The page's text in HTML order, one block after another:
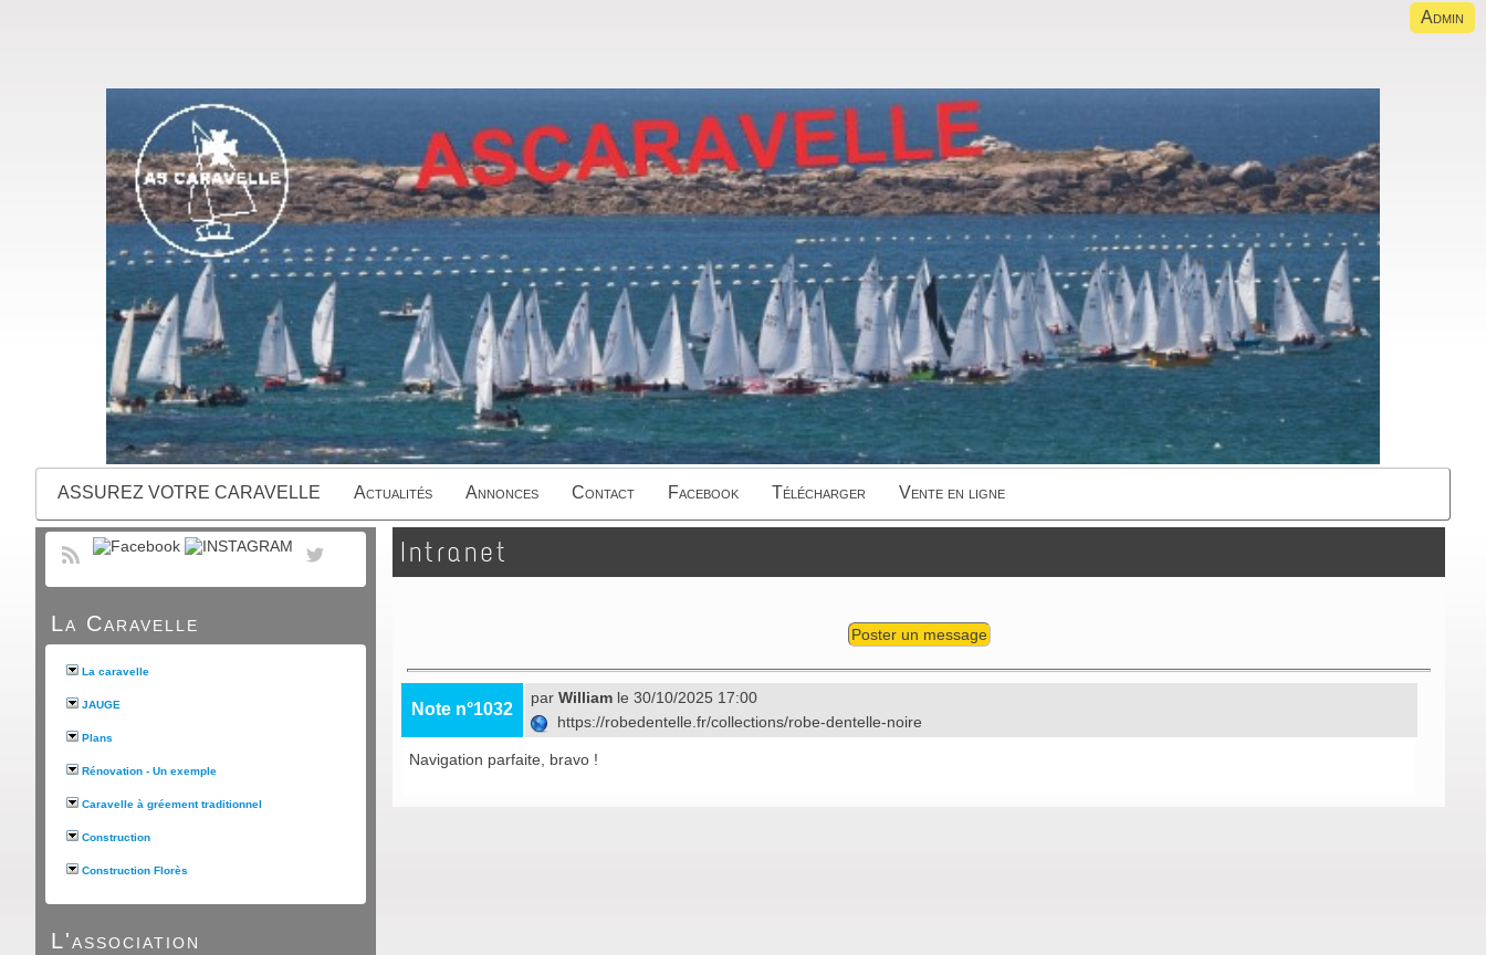
Admin
ASSUREZ VOTRE CARAVELLE Actualités Annonces Contact Facebook Télécharger Vente en ligne
La Caravelle
La caravelle
JAUGE
Plans
Rénovation - Un exemple
Caravelle à gréement traditionnel
Construction
Construction Florès
L'association
Intranet
Poster un message
Note n°1032
par William le 30/10/2025 17:00
https://robedentelle.fr/collections/robe-dentelle-noire
Navigation parfaite, bravo !